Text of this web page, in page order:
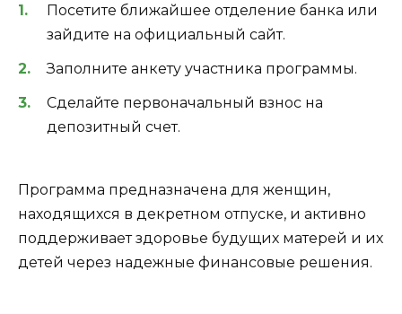
Посетите ближайшее отделение банка или
зайдите на официальный сайт.
Заполните анкету участника программы.
Сделайте первоначальный взнос на
депозитный счет.
Программа предназначена для женщин,
находящихся в декретном отпуске, и активно
поддерживает здоровье будущих матерей и их
детей через надежные финансовые решения.